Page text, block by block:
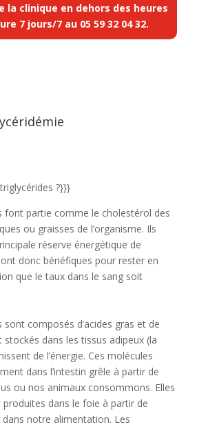
la clinique en dehors des heures
7 jours/7 au 05 59 32 04 32.
?}}}
font partie comme le cholestérol des
ou graisses de l’organisme. Ils
réserve énergétique de
donc bénéfiques pour rester en
que le taux dans le sang soit
sont composés d’acides gras et de
stockés dans les tissus adipeux (la
de l’énergie. Ces molécules
dans l’intestin grêle à partir de
ou nos animaux consommons. Elles
dans le foie à partir de
dans notre alimentation. Les